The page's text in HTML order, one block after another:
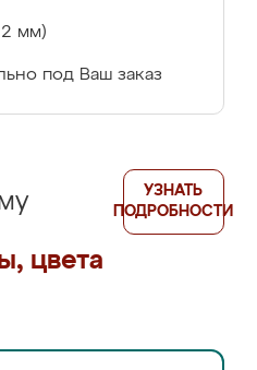
2 мм)
под Ваш заказ
цвета
УЗНАТЬ
ПОДРОБНОСТИ